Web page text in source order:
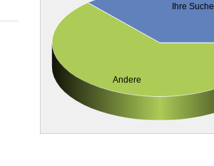
Andere
Ihre Suche